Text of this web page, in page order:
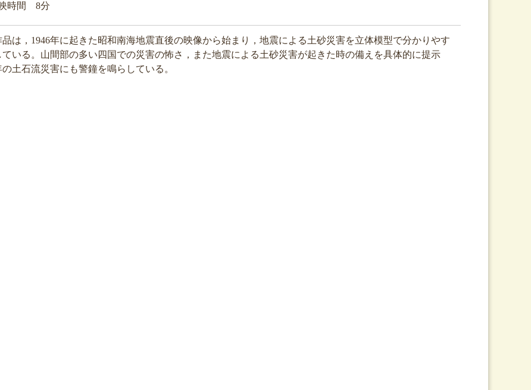
時間 8分
は，1946年に起きた昭和南海地震直後の映像から始まり，地震による土砂災害を立体模型で分かりやす
ている。山間部の多い四国での災害の怖さ，また地震による土砂災害が起きた時の備えを具体的に提示
の土石流災害にも警鐘を鳴らしている。